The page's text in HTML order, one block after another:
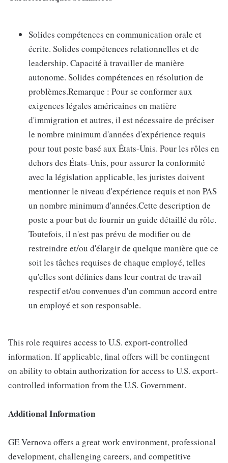
Solides compétences en communication orale et
écrite. Solides compétences relationnelles et de
leadership. Capacité à travailler de manière
autonome. Solides compétences en résolution de
problèmes.Remarque : Pour se conformer aux
exigences légales américaines en matière
d'immigration et autres, il est nécessaire de préciser
le nombre minimum d'années d'expérience requis
pour tout poste basé aux États-Unis. Pour les rôles en
dehors des États-Unis, pour assurer la conformité
avec la législation applicable, les juristes doivent
mentionner le niveau d'expérience requis et non PAS
un nombre minimum d'années.Cette description de
poste a pour but de fournir un guide détaillé du rôle.
Toutefois, il n'est pas prévu de modifier ou de
restreindre et/ou d'élargir de quelque manière que ce
soit les tâches requises de chaque employé, telles
qu'elles sont définies dans leur contrat de travail
respectif et/ou convenues d'un commun accord entre
un employé et son responsable.
This role requires access to U.S. export-controlled
information. If applicable, final offers will be contingent
on ability to obtain authorization for access to U.S. export-
controlled information from the U.S. Government.
Additional Information
GE Vernova offers a great work environment, professional
development, challenging careers, and competitive